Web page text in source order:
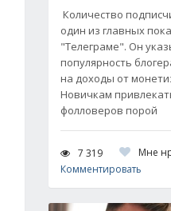
Количество
один из главных
"Телеграме". Он
популярность
на доходы от
Новичкам
фолловеров порой
7 319 Мне
Комментировать